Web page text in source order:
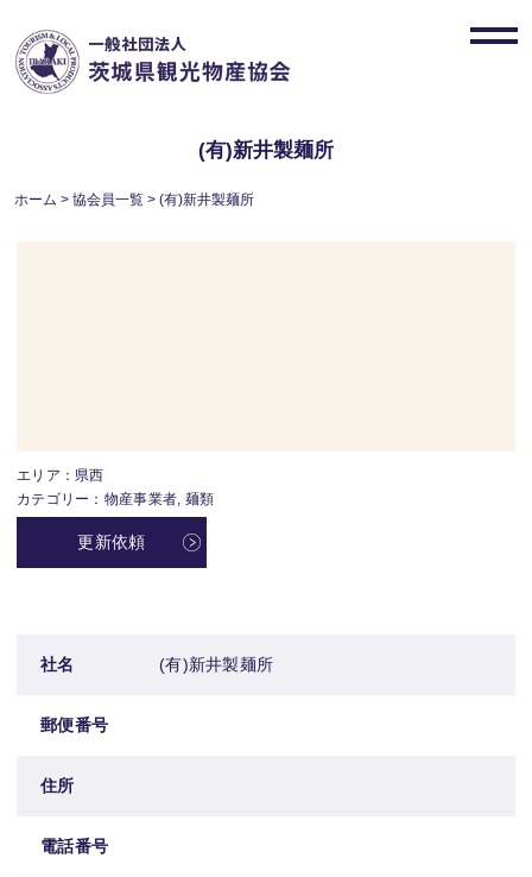
content
(有)新井製麺所
ホーム >協会員一覧 >(有)新井製麺所
エリア：県西
カテゴリー：物産事業者, 麺類
更新依頼
社名 (有)新井製麺所
郵便番号
住所
電話番号